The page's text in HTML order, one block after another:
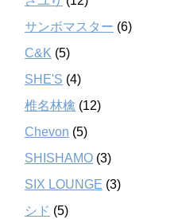
サンボマスター (6)
C&K (5)
SHE'S (4)
椎名林檎 (12)
Chevon (5)
SHISHAMO (3)
SIX LOUNGE (3)
シド (5)